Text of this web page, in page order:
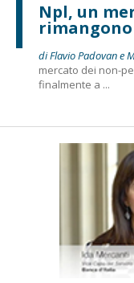
Npl, un
di Flavio Padovan e
mercato dei non-
finalmente a ...